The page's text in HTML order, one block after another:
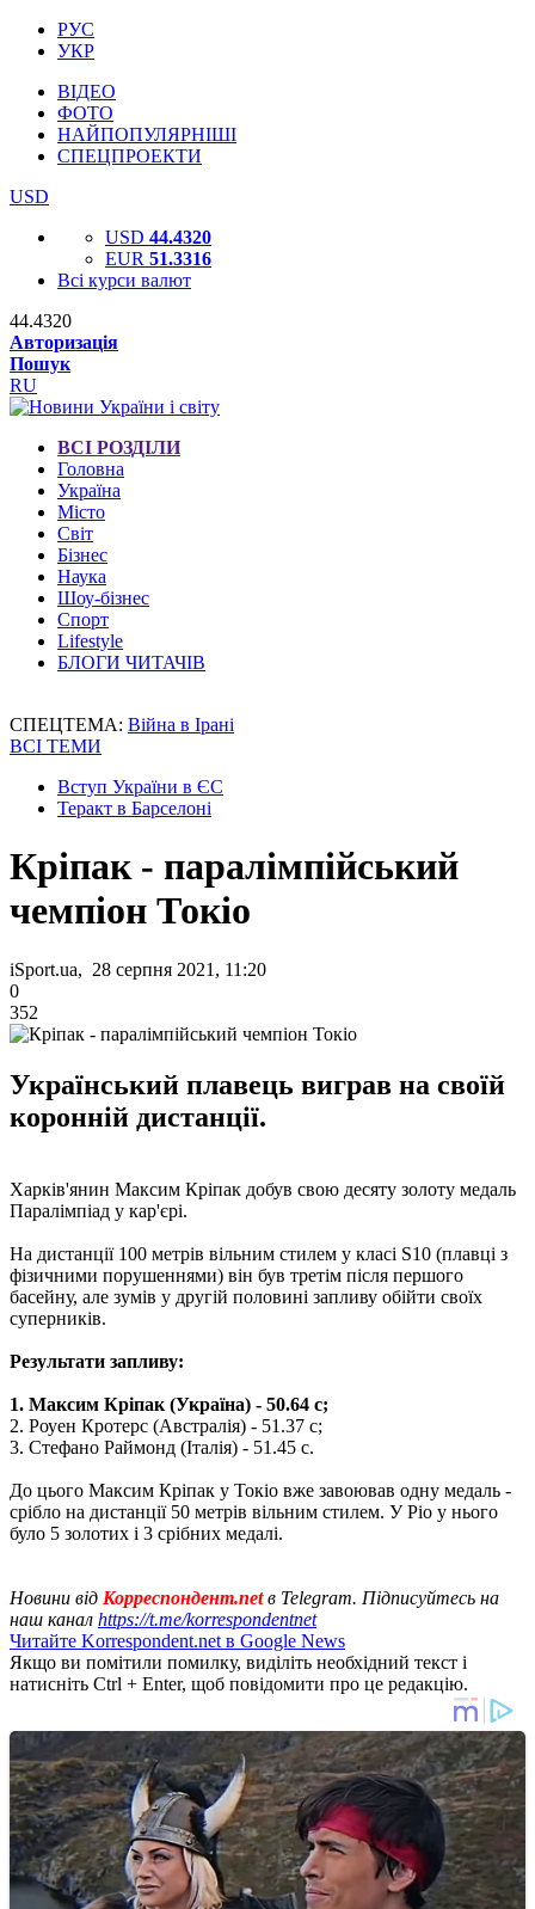
РУС
УКР
ВІДЕО
ФОТО
НАЙПОПУЛЯРНІШІ
СПЕЦПРОЕКТИ
USD
USD 44.4320
EUR 51.3316
Всі курси валют
44.4320
Авторизація
Пошук
RU
ВСІ РОЗДІЛИ
Головна
Україна
Місто
Світ
Бізнес
Наука
Шоу-бізнес
Спорт
Lifestyle
БЛОГИ ЧИТАЧІВ
СПЕЦТЕМА: Війна в Ірані
ВСІ ТЕМИ
Вступ України в ЄС
Теракт в Барселоні
Кріпак - паралімпійський
чемпіон Токіо
iSport.ua, 28 серпня 2021, 11:20
0
352
Український плавець виграв на своїй
коронній дистанції.
Харків'янин Максим Кріпак добув свою десяту золоту медаль
Паралімпіад у кар'єрі.
На дистанції 100 метрів вільним стилем у класі S10 (плавці з
фізичними порушеннями) він був третім після першого
басейну, але зумів у другій половині запливу обійти своїх
суперників.
Результати запливу:
1. Максим Кріпак (Україна) - 50.64 с;
2. Роуен Кротерс (Австралія) - 51.37 с;
3. Стефано Раймонд (Італія) - 51.45 с.
До цього Максим Кріпак у Токіо вже завоював одну медаль -
срібло на дистанції 50 метрів вільним стилем. У Ріо у нього
було 5 золотих і 3 срібних медалі.
Новини від Корреспондент.netв Telegram. Підписуйтесь на
наш канал https://t.me/korrespondentnet
Читайте Korrespondent.net в Google News
Якщо ви помітили помилку, виділіть необхідний текст і
натисніть Ctrl + Enter, щоб повідомити про це редакцію.